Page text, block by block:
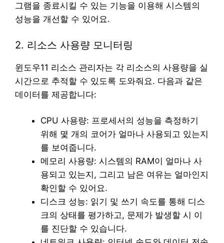
그램을 종료시킬 수 있는 기능을 이용해 시스템의
성능을 개선할 수 있어요.
2. 리소스 사용량 모니터링
윈도우11 리소스 관리자는 각 리소스의 사용량을 실
시간으로 추적할 수 있도록 도와줘요. 다음과 같은
데이터를 제공합니다:
CPU 사용량: 프로세서의 성능을 측정하기
위해 몇 개의 코어가 얼마나 사용되고 있는지
를 보여줍니다.
메모리 사용량: 시스템의 RAM이 얼마나 사
용되고 있는지, 그리고 남은 여유는 얼마인지
확인할 수 있어요.
디스크 성능: 읽기 및 쓰기 속도를 통해 디스
크의 상태를 평가하고, 문제가 발생할 시 이
를 진단할 수 있습니다.